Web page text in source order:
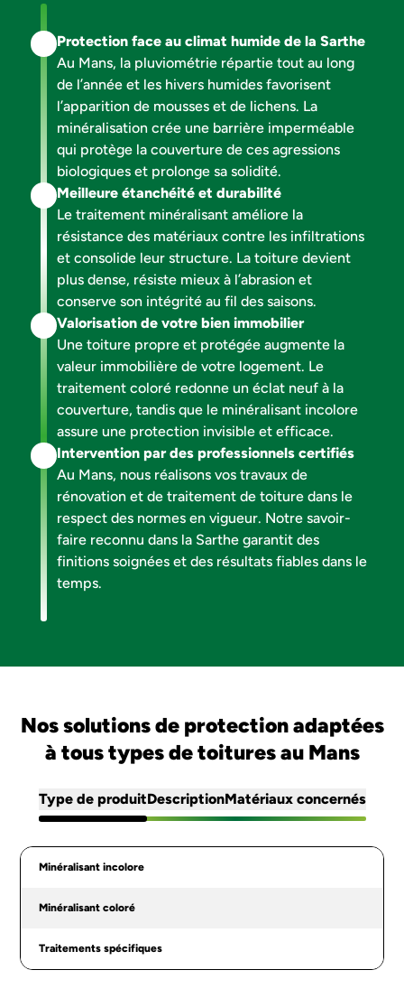
Protection face au climat humide de la Sarthe
Au Mans, la pluviométrie répartie tout au long
de l’année et les hivers humides favorisent
l’apparition de mousses et de lichens. La
minéralisation crée une barrière imperméable
qui protège la couverture de ces agressions
biologiques et prolonge sa solidité.
Meilleure étanchéité et durabilité
Le traitement minéralisant améliore la
résistance des matériaux contre les infiltrations
et consolide leur structure. La toiture devient
plus dense, résiste mieux à l’abrasion et
conserve son intégrité au fil des saisons.
Valorisation de votre bien immobilier
Une toiture propre et protégée augmente la
valeur immobilière de votre logement. Le
traitement coloré redonne un éclat neuf à la
couverture, tandis que le minéralisant incolore
assure une protection invisible et efficace.
Intervention par des professionnels certifiés
Au Mans, nous réalisons vos travaux de
rénovation et de traitement de toiture dans le
respect des normes en vigueur. Notre savoir-
faire reconnu dans la Sarthe garantit des
finitions soignées et des résultats fiables dans le
temps.
Nos solutions de protection adaptées
à tous types de toitures au Mans
Type de produitDescriptionMatériaux concernés
Minéralisant incolore
Minéralisant coloré
Traitements spécifiques